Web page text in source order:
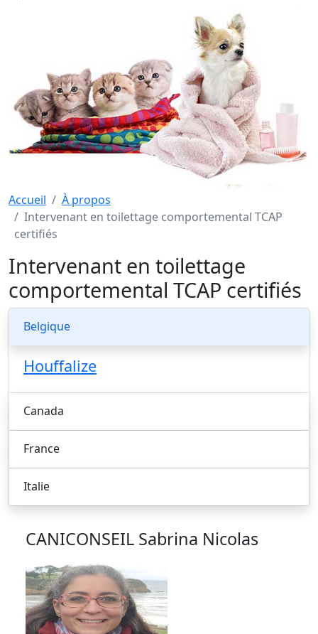
Accueil
À propos
Intervenant en toilettage comportemental TCAP
certifiés
Intervenant en toilettage
comportemental TCAP certifiés
Belgique
Houffalize
Canada
France
Italie
CANICONSEIL Sabrina Nicolas